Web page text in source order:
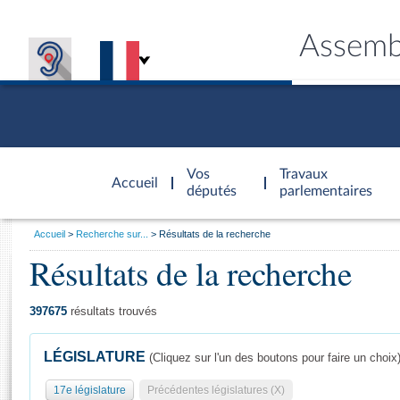
Accueil
d'accueil
Vos
députés
Travaux
parlementaires
Général
Vous
Accueil Recherche sur... Résultats de la recherche
Résultats de la recherche
397675 résultats trouvés
LÉGISLATURE (Cliquez sur l'un des boutons pour faire un choix)
17e législature Précédentes législatures (X)